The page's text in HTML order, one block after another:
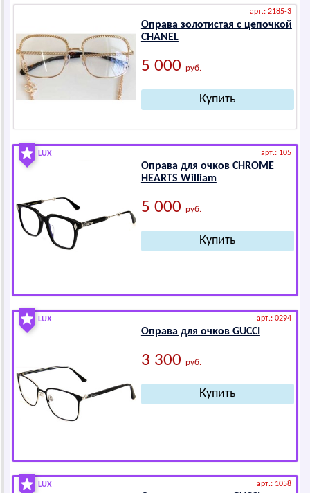
арт.: 2185-3
Оправа золотистая с цепочкой
СНАNЕL
5 000 руб.
LUX арт.: 105
Оправа для очков СНRОМЕ
НЕАRТS William
5 000 руб.
LUX арт.: 0294
Оправа для очков GUССI
3 300 руб.
LUX арт.: 1058